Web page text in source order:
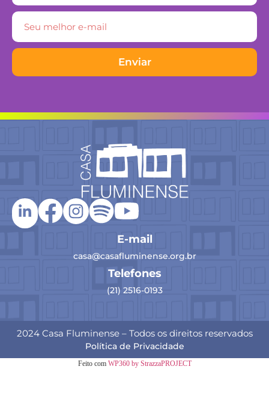
Enviar
E-mail
casa@casafluminense.org.br
Telefones
(21) 2516-0193
2024 Casa Fluminense – Todos os direitos reservados
Política de Privacidade
Feito com WP360 by StrazzaPROJECT